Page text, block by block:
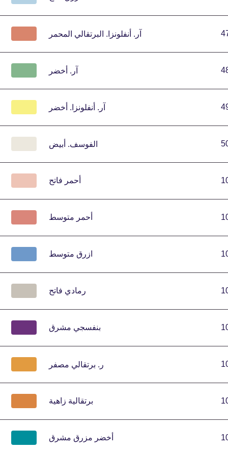
آر. أنفلونزا. البرتقالي المحمر
آر. أخضر
آر. أنفلونزا. أخضر
الفوسف. أبيض
أحمر فاتح
أحمر متوسط
ازرق متوسط
رمادي فاتح
بنفسجي مشرق
ر. برتقالي مصفر
برتقالية زاهية
أخضر مزرق مشرق